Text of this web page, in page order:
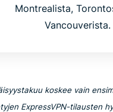
Montrealista,
Vancouverista.
koskee vain
ExpressVPN-tilausten